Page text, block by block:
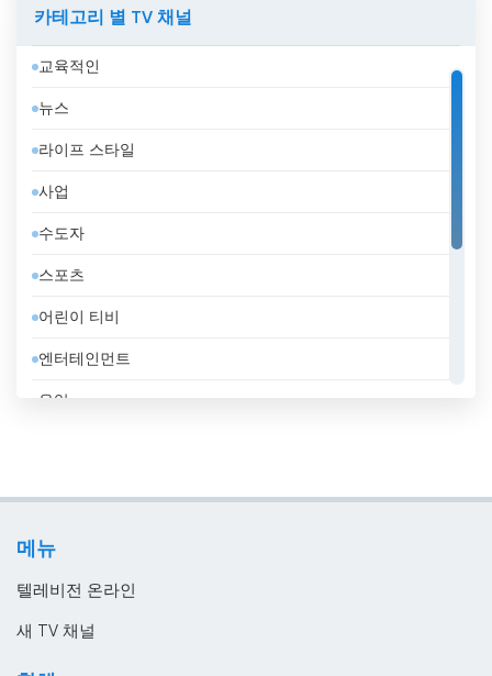
대한민국
덴마크
도미니카 공화국
독일
라트비아
러시아
레바논
루마니아
카테고리 별 TV 채널
교육적인
뉴스
라이프 스타일
사업
수도자
스포츠
어린이 티비
엔터테인먼트
음악
메뉴
텔레비전 온라인
새 TV 채널